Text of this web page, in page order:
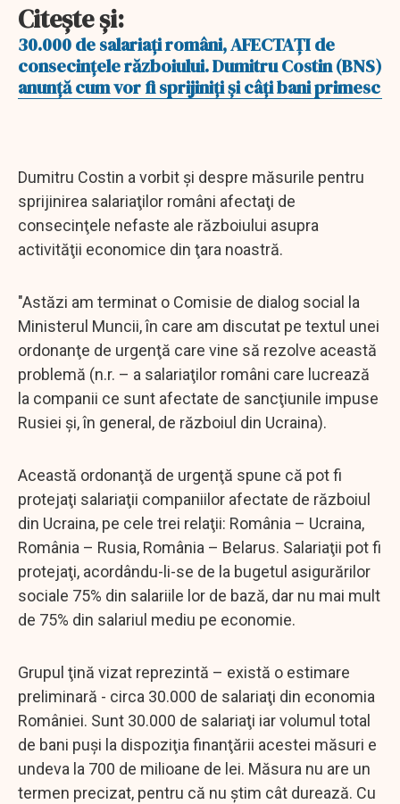
Citeşte şi:
30.000 de salariaţi români, AFECTAŢI de
consecinţele războiului. Dumitru Costin (BNS)
anunţă cum vor fi sprijiniţi şi câţi bani primesc
Dumitru Costin a vorbit şi despre măsurile pentru
sprijinirea salariaţilor români afectaţi de
consecinţele nefaste ale războiului asupra
activităţii economice din ţara noastră.
"Astăzi am terminat o Comisie de dialog social la
Ministerul Muncii, în care am discutat pe textul unei
ordonanţe de urgenţă care vine să rezolve această
problemă (n.r. – a salariaţilor români care lucrează
la companii ce sunt afectate de sancţiunile impuse
Rusiei şi, în general, de războiul din Ucraina).
Această ordonanţă de urgenţă spune că pot fi
protejaţi salariaţii companiilor afectate de războiul
din Ucraina, pe cele trei relaţii: România – Ucraina,
România – Rusia, România – Belarus. Salariaţii pot fi
protejaţi, acordându-li-se de la bugetul asigurărilor
sociale 75% din salariile lor de bază, dar nu mai mult
de 75% din salariul mediu pe economie.
Grupul ţină vizat reprezintă – există o estimare
preliminară - circa 30.000 de salariaţi din economia
României. Sunt 30.000 de salariaţi iar volumul total
de bani puşi la dispoziţia finanţării acestei măsuri e
undeva la 700 de milioane de lei. Măsura nu are un
termen precizat, pentru că nu ştim cât durează. Cu